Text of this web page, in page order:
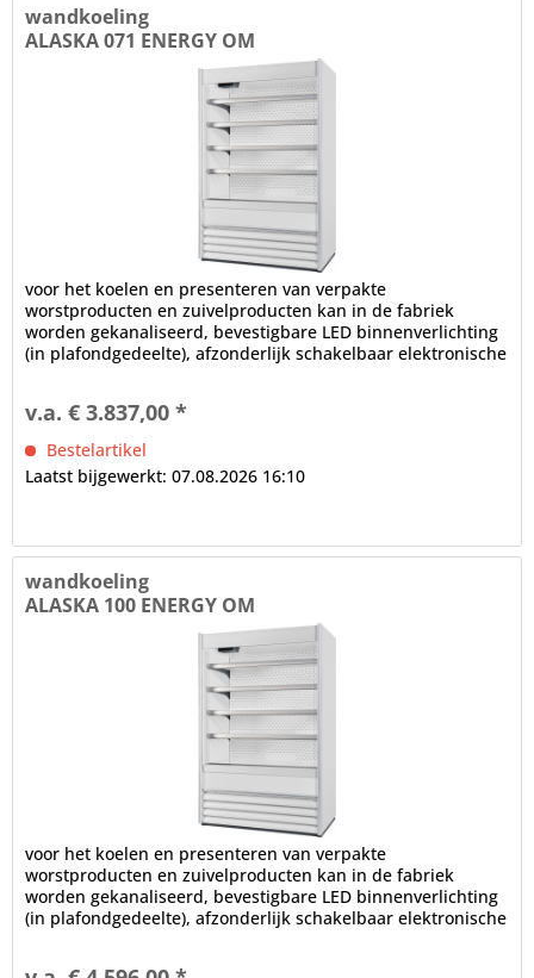
wandkoeling
ALASKA 071 ENERGY OM
voor het koelen en presenteren van verpakte
worstproducten en zuivelproducten kan in de fabriek
worden gekanaliseerd, bevestigbare LED binnenverlichting
(in plafondgedeelte), afzonderlijk schakelbaar elektronische
v.a. € 3.837,00 *
Bestelartikel
Laatst bijgewerkt: 07.08.2026 16:10
wandkoeling
ALASKA 100 ENERGY OM
voor het koelen en presenteren van verpakte
worstproducten en zuivelproducten kan in de fabriek
worden gekanaliseerd, bevestigbare LED binnenverlichting
(in plafondgedeelte), afzonderlijk schakelbaar elektronische